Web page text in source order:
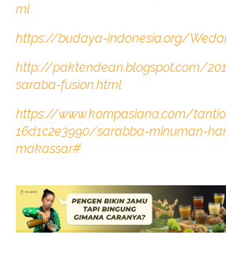
ml
https://budaya-indonesia.org/
http://paktendean.blogspot.com/
saraba-fusion.html
https://www.kompasiana.com/
16d1c2e3990/sarabba-minuman-
makassar#